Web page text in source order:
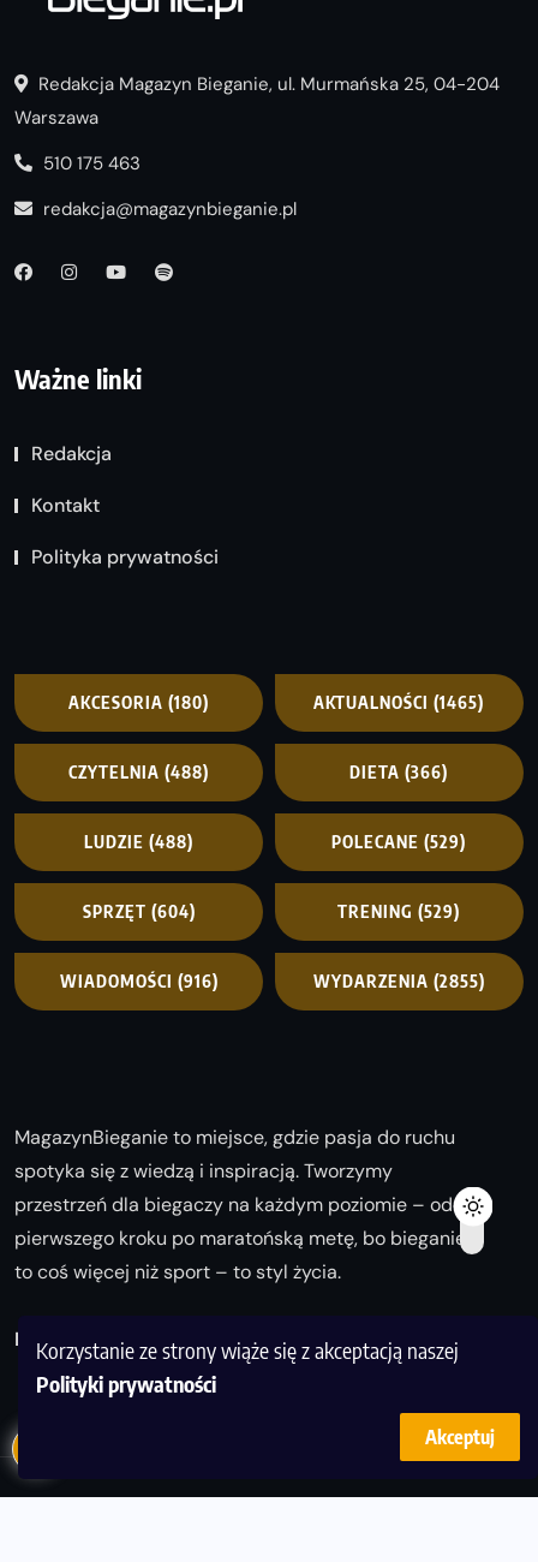
Korzystanie ze strony wiąże się z akceptacją naszej
Polityki prywatności
Akceptuj
Redakcja Magazyn Bieganie, ul. Murmańska 25, 04-204
Warszawa
510 175 463
redakcja@magazynbieganie.pl
Ważne linki
Redakcja
Kontakt
Polityka prywatności
AKCESORIA (180) AKTUALNOŚCI (1465)
CZYTELNIA (488) DIETA (366)
LUDZIE (488) POLECANE (529)
SPRZĘT (604) TRENING (529)
WIADOMOŚCI (916) WYDARZENIA (2855)
MagazynBieganie to miejsce, gdzie pasja do ruchu
spotyka się z wiedzą i inspiracją. Tworzymy
przestrzeń dla biegaczy na każdym poziomie – od
pierwszego kroku po maratońską metę, bo bieganie
to coś więcej niż sport – to styl życia.
Biegaj z nami i odkrywaj swoją najlepszą wersję!